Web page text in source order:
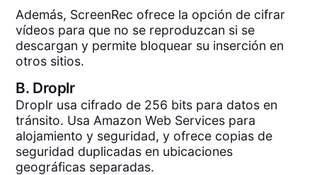
Además, ScreenRec ofrece la opción de cifrar
vídeos para que no se reproduzcan si se
descargan y permite bloquear su inserción en
otros sitios.
B. Droplr
Droplr usa cifrado de 256 bits para datos en
tránsito. Usa Amazon Web Services para
alojamiento y seguridad, y ofrece copias de
seguridad duplicadas en ubicaciones
geográficas separadas.